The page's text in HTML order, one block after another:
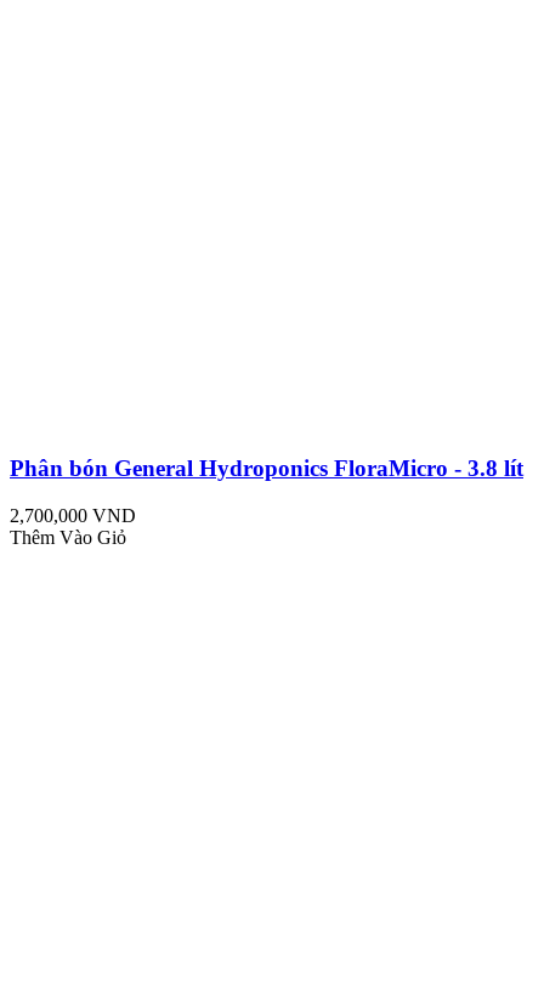
Phân bón General Hydroponics FloraMicro - 3.8 lít
2,700,000 VND
Thêm Vào Giỏ